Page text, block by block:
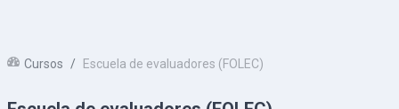
Cursos Escuela de evaluadores (FOLEC)